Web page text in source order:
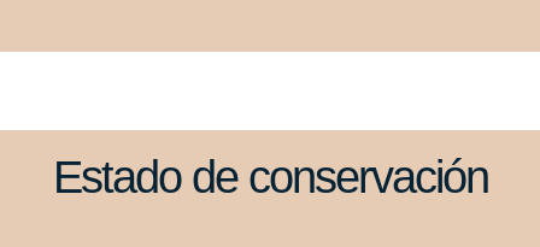
Estado de conservación